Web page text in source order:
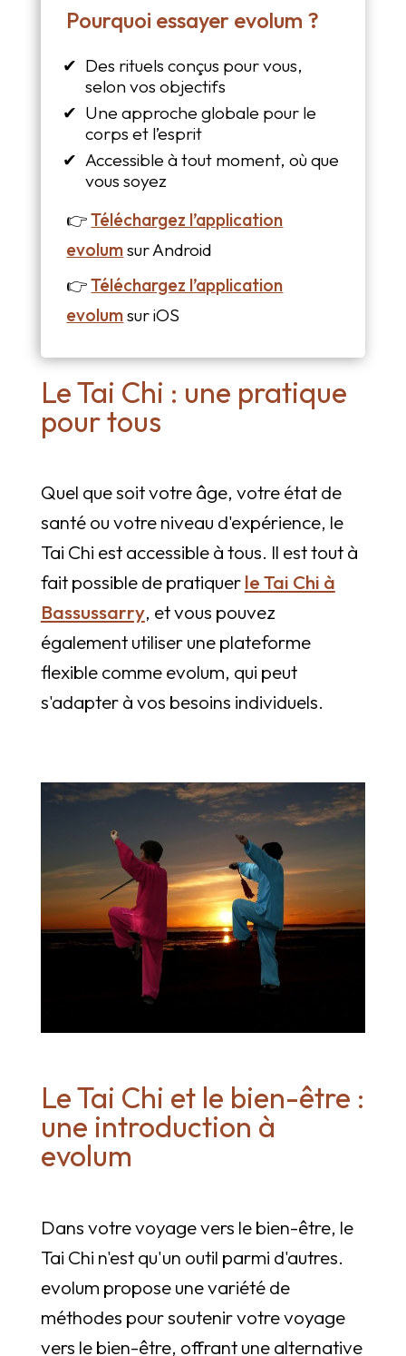
Pourquoi essayer evolum ?
Des rituels conçus pour vous,
selon vos objectifs
Une approche globale pour le
corps et l’esprit
Accessible à tout moment, où que
vous soyez
👉Téléchargez l’application
evolumsur Android
👉Téléchargez l’application
evolumsur iOS
Le Tai Chi : une pratique
pour tous
Quel que soit votre âge, votre état de
santé ou votre niveau d'expérience, le
Tai Chi est accessible à tous. Il est tout à
fait possible de pratiquerle Tai Chi à
Bassussarry, et vous pouvez
également utiliser une plateforme
flexible comme evolum, qui peut
s'adapter à vos besoins individuels.
Le Tai Chi et le bien-être :
une introduction à
evolum
Dans votre voyage vers le bien-être, le
Tai Chi n'est qu'un outil parmi d'autres.
evolum propose une variété de
méthodes pour soutenir votre voyage
vers le bien-être, offrant une alternative